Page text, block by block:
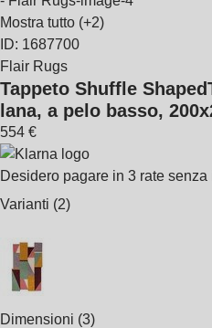
Mostra tutto (+2)
ID: 1687700
Flair Rugs
Tappeto Shuffle Shaped
lana, a pelo basso,
554 €
Desidero pagare in 3 rate senza
Varianti (2)
Dimensioni (3)